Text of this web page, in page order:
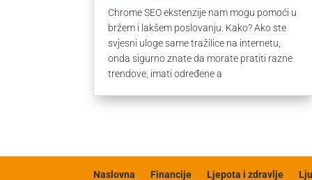
Chrome SEO ekstenzije nam mogu pomoći u
bržem i lakšem poslovanju. Kako? Ako ste
svjesni uloge same tražilice na internetu,
onda sigurno znate da morate pratiti razne
trendove, imati određene a
Naslovna Financije Ljepota i zdravlje